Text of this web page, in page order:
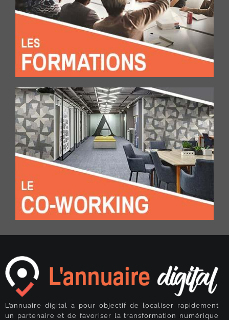
L’annuaire digital a pour objectif de localiser rapidement
un partenaire et de favoriser la transformation numérique